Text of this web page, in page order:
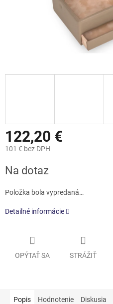
122,20 €
101 € bez DPH
cena:
Na dotaz
Položka bola vypredaná…
Detailné informácie
OPÝTAŤ SA STRÁŽIŤ
Popis Hodnotenie Diskusia